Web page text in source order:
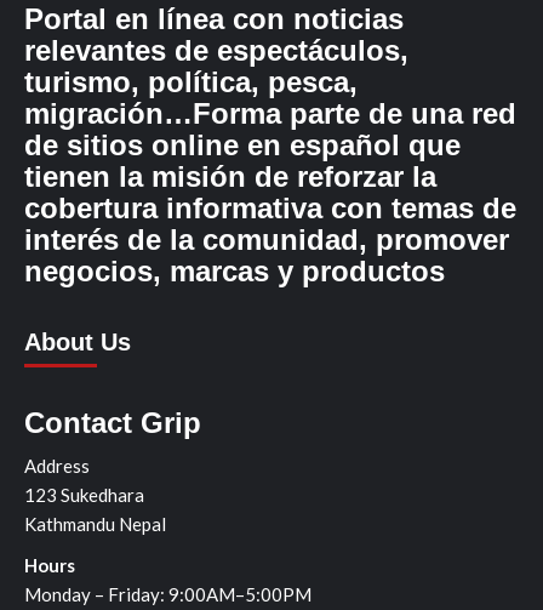
Portal en línea con noticias
relevantes de espectáculos,
turismo, política, pesca,
migración…Forma parte de una red
de sitios online en español que
tienen la misión de reforzar la
cobertura informativa con temas de
interés de la comunidad, promover
negocios, marcas y productos
About Us
Contact Grip
Address
123 Sukedhara
Kathmandu Nepal
Hours
Monday – Friday: 9:00AM–5:00PM